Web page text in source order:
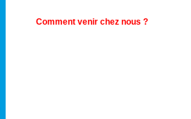
Comment venir chez nous ?